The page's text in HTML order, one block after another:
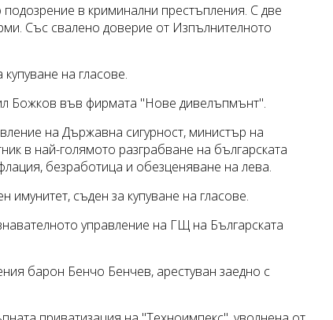
в криминални престъпления. С две
Със свалено доверие от Изпълнителното
на гласове.
Божков във фирмата "Нове дивелъпмънт".
на Държавна сигурност, министър на
в най-голямото разграбване на българската
безработица и обезценяване на лева.
съден за купуване на гласове.
управление на ГЩ на Българската
барон Бенчо Бенчев, арестуван заедно с